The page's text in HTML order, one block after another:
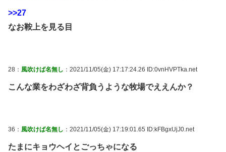
>>27
なお鞍上を見る目
28： 風吹けば名無し ：2021/11/05(金) 17:17:24.26 ID:0vnHVPTka.net
こんな業をわざわざ背負うような牧場でええんか？
36： 風吹けば名無し ：2021/11/05(金) 17:19:01.65 ID:kFBgxUjJ0.net
たまにキョウヘイとごっちゃになる